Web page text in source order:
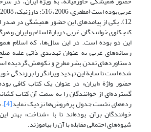
12). یکی از پیامدهای این حضور همیشگی در
کنجکاوی خوانندگان غربی دربارة اسلام و ایران و
این دو بوده است. در این سال‌ها، که اسلام
رسانه‌های غربی به عنوان تهدیدی ذاتی علیه
دستاوردهای تمدن بشر مطرح و نکوهش گردیده است
شده است تا سایة این تهدید ویرانگر را بر زندگی
حضور واژة «ایران» در عنوان یک کتاب کافی
گسترده‌ای از خوانندگان را به سمت آن کتاب
رده‌های نخست جدول پرفروش‌ها نزدیک نماید[4]
.
خوانندگان برآن بوده‌اند تا با «شناخت» بهتر
شیوه‌های احتمالی مقابله با آن را بیاموزند.